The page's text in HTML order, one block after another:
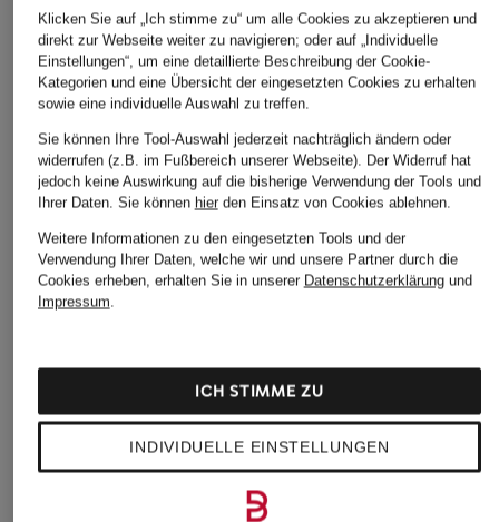
GOLDEN GOOSE
Klicken Sie auf „Ich stimme zu“ um alle Cookies zu akzeptieren und
direkt zur Webseite weiter zu navigieren; oder auf „Individuelle
Einstellungen“, um eine detaillierte Beschreibung der Cookie-
Kategorien und eine Übersicht der eingesetzten Cookies zu erhalten
sowie eine individuelle Auswahl zu treffen.
Sie können Ihre Tool-Auswahl jederzeit nachträglich ändern oder
widerrufen (z.B. im Fußbereich unserer Webseite). Der Widerruf hat
jedoch keine Auswirkung auf die bisherige Verwendung der Tools und
Ihrer Daten. Sie können hierden Einsatz von Cookies ablehnen.
Weitere Informationen zu den eingesetzten Tools und der
Verwendung Ihrer Daten, welche wir und unsere Partner durch die
Cookies erheben, erhalten Sie in unserer Datenschutzerklärungund
Impressum.
INDIVIDUELLE EINSTELLUNGEN
ICH STIMME ZU